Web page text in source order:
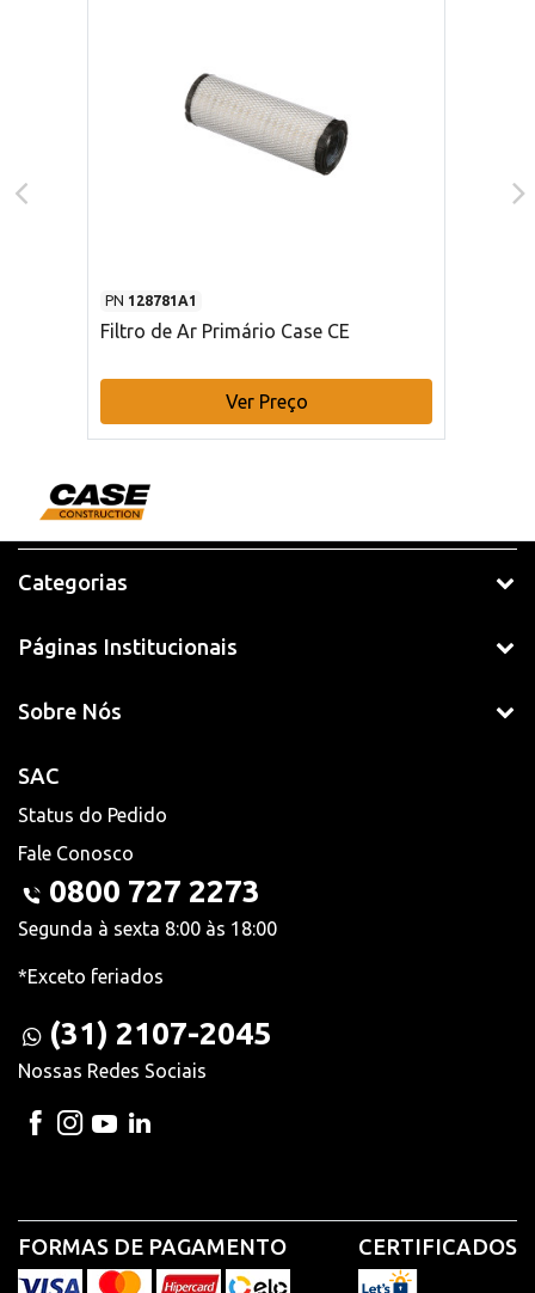
PN 128781A1
Filtro de Ar Primário Case CE
Ver Preço
Categorias
Páginas Institucionais
Sobre Nós
SAC
Status do Pedido
Fale Conosco
0800 727 2273
Segunda à sexta 8:00 às 18:00
*Exceto feriados
(31) 2107-2045
Nossas Redes Sociais
FORMAS DE PAGAMENTO CERTIFICADOS